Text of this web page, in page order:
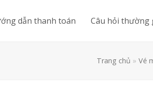
dẫn thanh toán Câu hỏi thường
Trang chủ » Vé